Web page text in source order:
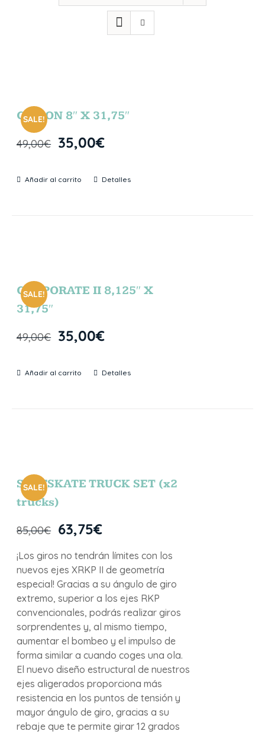
SALE!
GIBSON 8″ X 31,75″
49,00€ 35,00€
Añadir al carrito Detalles
SALE!
CORPORATE II 8,125″ X
31,75″
49,00€ 35,00€
Añadir al carrito Detalles
SALE!
SURFSKATE TRUCK SET (x2
trucks)
85,00€ 63,75€
¡Los giros no tendrán límites con los
nuevos ejes XRKP II de geometría
especial! Gracias a su ángulo de giro
extremo, superior a los ejes RKP
convencionales, podrás realizar giros
sorprendentes y, al mismo tiempo,
aumentar el bombeo y el impulso de
forma similar a cuando coges una ola.
El nuevo diseño estructural de nuestros
ejes aligerados proporciona más
resistencia en los puntos de tensión y
mayor ángulo de giro, gracias a su
rebaje que te permite girar 12 grados